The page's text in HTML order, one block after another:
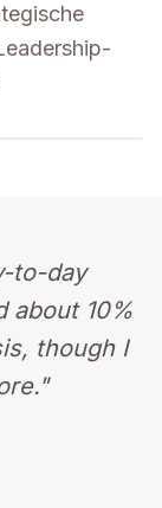
to-day
about 10%
though I